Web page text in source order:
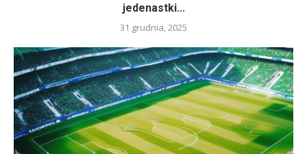
jedenastki...
31 grudnia, 2025